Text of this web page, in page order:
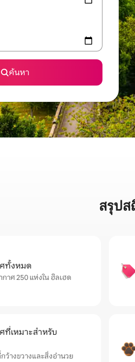
ค้นหา
สรุปส
ทั้งหมด
าศ 250 แห่งใน ฮิลเฮด
เหมาะสำหรับ
างขวางและสิ่งอำนวย